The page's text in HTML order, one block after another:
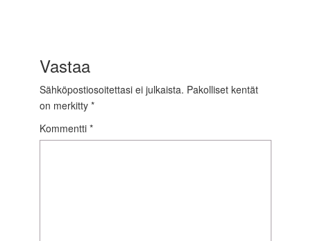
Vastaa
Sähköpostiosoitettasi ei julkaista. Pakolliset kentät
on merkitty *
Kommentti *